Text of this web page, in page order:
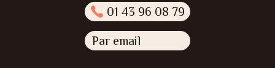
01 43 96 08 79
Par email